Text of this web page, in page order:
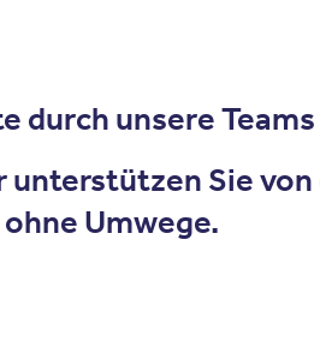
durch unsere Teams
Sie
Umwege.